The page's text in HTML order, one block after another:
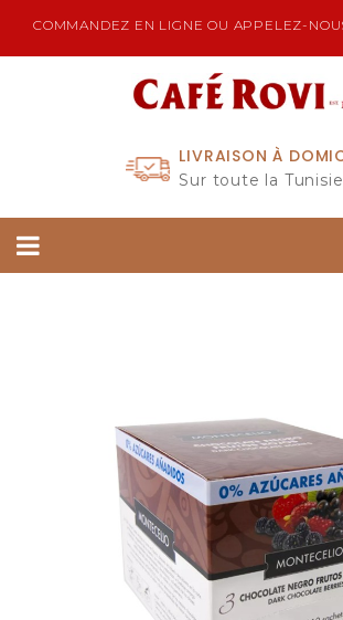
COMMANDEZ EN LIGNE OU APPELEZ-
LIVRAISON À
Sur toute la Tunisie